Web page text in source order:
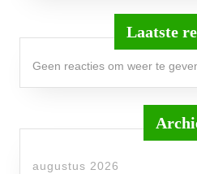
Laatste
Geen reacties om weer te
augustus 2026